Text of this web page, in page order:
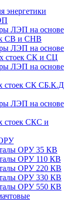
энергетики
ЛЭП на основе
СВ и СНВ
ЛЭП на основе
стоек СК и СЦ
ЛЭП на основе
стоек СК СБ.К.Д
ЛЭП на основе
стоек СКС и
ОРУ 35 КВ
ОРУ 110 КВ
ОРУ 220 КВ
ОРУ 330 КВ
ОРУ 550 КВ